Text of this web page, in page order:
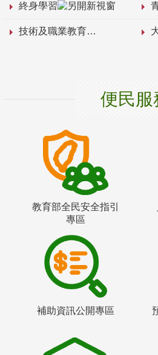
終身學習
技術及職業教育
便民服
教育部全民安全指引
專區
補助資訊公開專區